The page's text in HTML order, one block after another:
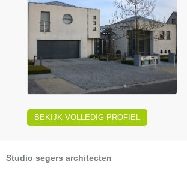
BEKIJK VOLLEDIG PROFIEL
Studio segers architecten